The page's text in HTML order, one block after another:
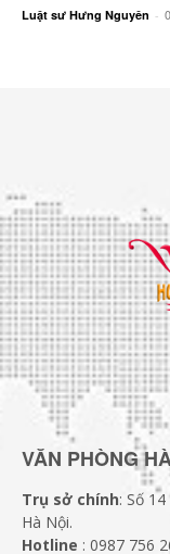
Luật sư Hưng Nguyên -
VĂN PHÒNG
Trụ sở chính: Số
Hà Nội.
Hotline : 0987 756